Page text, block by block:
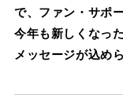
で、ファン・サポ
今年も新しくなっ
メッセージが込め